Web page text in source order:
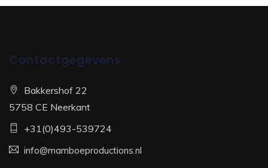
Contactgegevens
Bakkershof 22
5758 CE Neerkant
+31(0)493-539724
info@mamboeproductions.nl